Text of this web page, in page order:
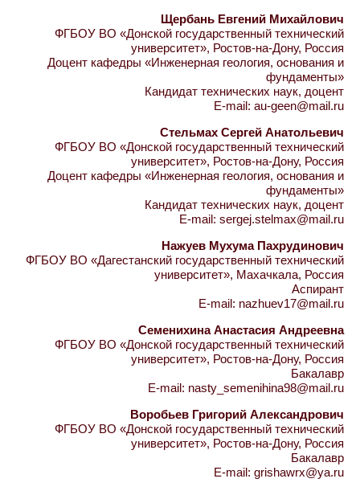
Щербань Евгений Михайлович
ФГБОУ ВО «Донской государственный технический
университет», Ростов-на-Дону, Россия
Доцент кафедры «Инженерная геология, основания и
фундаменты»
Кандидат технических наук, доцент
E-mail: au-geen@mail.ru
Стельмах Сергей Анатольевич
ФГБОУ ВО «Донской государственный технический
университет», Ростов-на-Дону, Россия
Доцент кафедры «Инженерная геология, основания и
фундаменты»
Кандидат технических наук, доцент
E-mail: sergej.stelmax@mail.ru
Нажуев Мухума Пахрудинович
ФГБОУ ВО «Дагестанский государственный технический
университет», Махачкала, Россия
Аспирант
E-mail: nazhuev17@mail.ru
Семенихина Анастасия Андреевна
ФГБОУ ВО «Донской государственный технический
университет», Ростов-на-Дону, Россия
Бакалавр
E-mail: nasty_semenihina98@mail.ru
Воробьев Григорий Александрович
ФГБОУ ВО «Донской государственный технический
университет», Ростов-на-Дону, Россия
Бакалавр
E-mail: grishawrx@ya.ru